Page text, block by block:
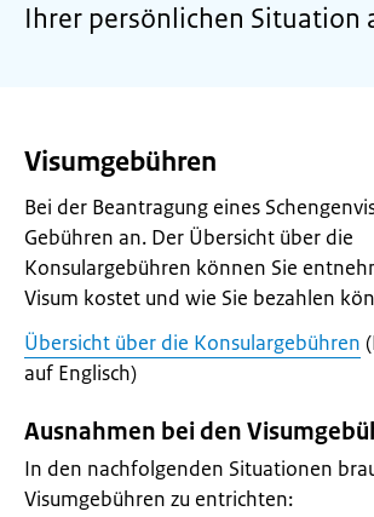
Ihrer persönlichen Situation
Visumgebühren
Bei der Beantragung eines
Gebühren an. Der Übersicht über die
Konsulargebühren können Sie
Visum kostet und wie Sie bezahlen
Übersicht über die Konsulargebühren
auf Englisch)
Ausnahmen bei den
In den nachfolgenden Situationen
Visumgebühren zu entrichten: